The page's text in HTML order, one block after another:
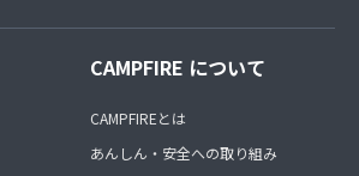
CAMPFIRE について
CAMPFIREとは
あんしん・安全への取り組み